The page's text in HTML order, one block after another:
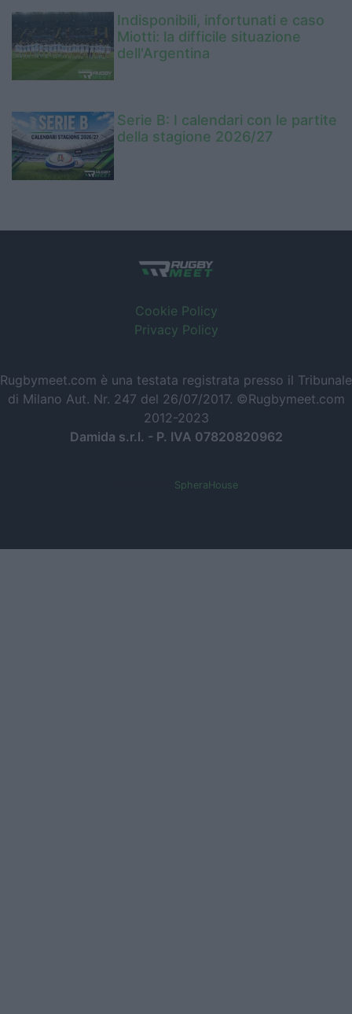
Indisponibili, infortunati e caso
Miotti: la difficile situazione
dell'Argentina
Serie B: I calendari con le partite
della stagione 2026/27
Cookie Policy
Privacy Policy
Rugbymeet.com è una testata registrata presso il Tribunale
di Milano Aut. Nr. 247 del 26/07/2017. ©Rugbymeet.com
2012-2023
Damida s.r.l. - P. IVA 07820820962
SpheraHouse